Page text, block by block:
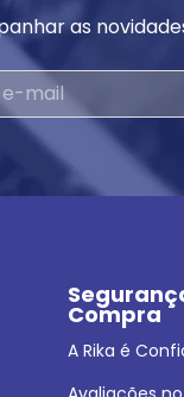
as
Compra
A Rika é